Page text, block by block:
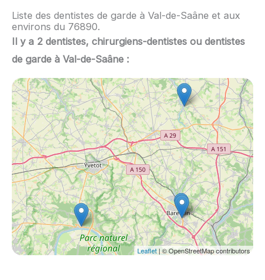
Liste des dentistes de garde à Val-de-Saâne et aux
environs du 76890.
Il y a 2 dentistes, chirurgiens-dentistes ou dentistes
de garde à Val-de-Saâne :
Leaflet| © OpenStreetMap contributors